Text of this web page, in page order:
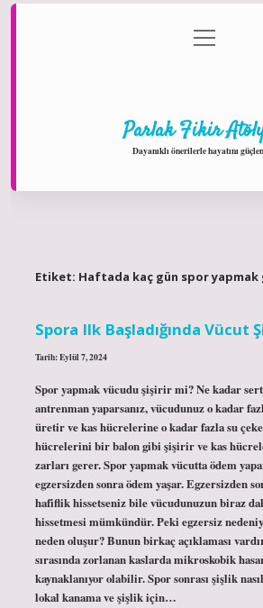
Gizlilik Politikası
menüyü
aç
Parlak Fikir
Dayanıklı önerilerle hayatını
Etiket: Haftada kaç gün spor
Spora Ilk Başladığında Vücut
Tarih: Eylül 7, 2024
Spor yapmak vücudu şişirir mi? Ne kadar
antrenman yaparsanız, vücudunuz o kadar
üretir ve kas hücrelerine o kadar fazla su
hücrelerini bir balon gibi şişirir ve kas
zarları gerer. Spor yapmak vücutta ödem
egzersizden sonra ödem yaşar. Egzersizden
hafiflik hissetseniz bile vücudunuzun biraz
hissetmesi mümkündür. Peki egzersiz
neden oluşur? Bunun birkaç açıklaması
sırasında zorlanan kaslarda mikroskobik
kaynaklanıyor olabilir. Spor sonrası şişlik
lokal kanama ve şişlik için…